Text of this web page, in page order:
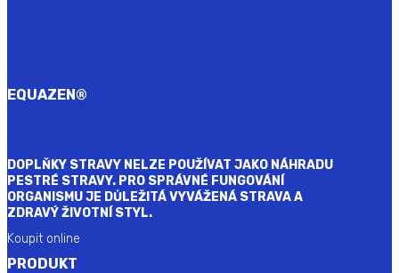
EQUAZEN®
DOPLŇKY STRAVY NELZE POUŽÍVAT JAKO NÁHRADU
PESTRÉ STRAVY. PRO SPRÁVNÉ FUNGOVÁNÍ
ORGANISMU JE DŮLEŽITÁ VYVÁŽENÁ STRAVA A
ZDRAVÝ ŽIVOTNÍ STYL.
Koupit online
PRODUKT